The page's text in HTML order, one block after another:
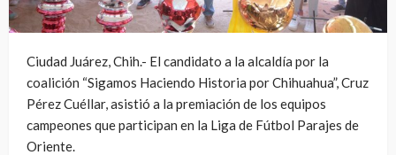
Ciudad Juárez, Chih.- El candidato a la alcaldía por la
coalición “Sigamos Haciendo Historia por Chihuahua”, Cruz
Pérez Cuéllar, asistió a la premiación de los equipos
campeones que participan en la Liga de Fútbol Parajes de
Oriente.